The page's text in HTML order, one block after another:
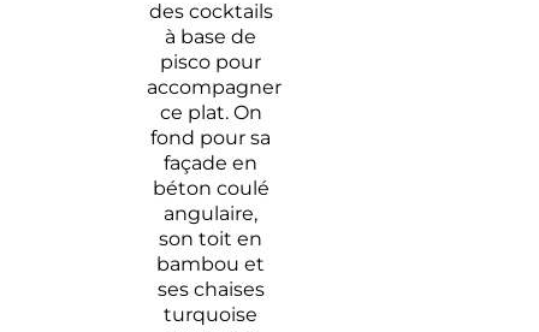
des cocktails
à base de
pisco pour
accompagner
ce plat. On
fond pour sa
façade en
béton coulé
angulaire,
son toit en
bambou et
ses chaises
turquoise